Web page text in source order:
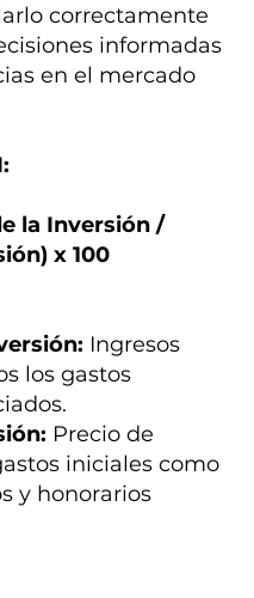
correctamente
informadas
en el mercado
la Inversión /
x 100
Ingresos
los gastos
Precio de
iniciales como
y honorarios